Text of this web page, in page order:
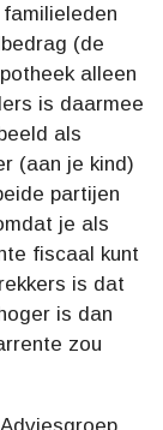
(de
alleen
is daarmee
als
(aan je kind)
partijen
je als
fiscaal kunt
is dat
is dan
zou